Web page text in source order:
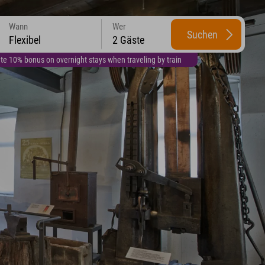
10% bonus on overnight stays when traveling by train
Wann
Flexibel
Wer
2 Gäste Suchen